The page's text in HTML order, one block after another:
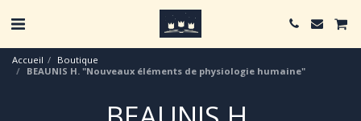
Accueil
Boutique
BEAUNIS H. "Nouveaux éléments de physiologie humaine"